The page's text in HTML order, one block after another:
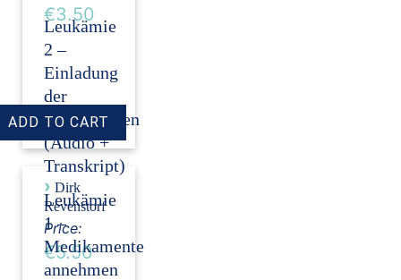
€3.50
Leukämie
2 –
Einladung
der
Stammzellen
(Audio +
Transkript)
› Dirk
Revenstorf
Price:
€5.50
Leukämie
1 –
Medikamente
annehmen